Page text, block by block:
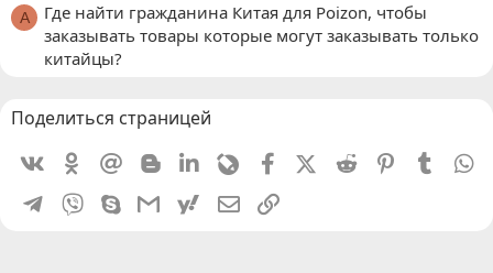
A
Где найти гражданина Китая для Poizon, чтобы
заказывать товары которые могут заказывать только
китайцы?
Поделиться страницей
VkontakteOdnoklassniki
Mail.ru BloggerLinkedin
LivejournalFacebookX (Twitter)
Reddit PinterestTumblr
Telegram
Viber SkypeGmailyahoomailЭлектронная почта